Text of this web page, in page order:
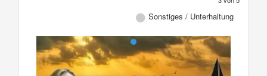
Sonstiges / Unterhaltung